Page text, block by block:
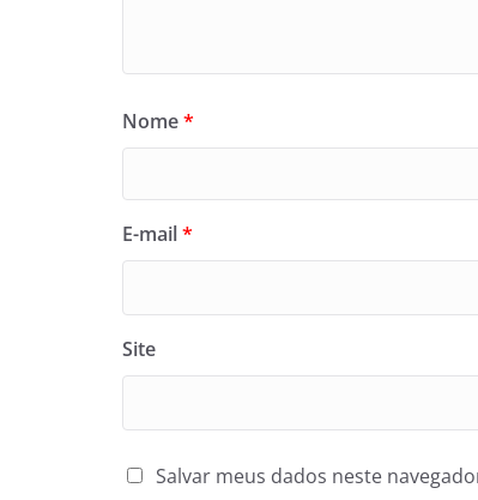
Nome*
E-mail*
Site
Salvar meus dados neste